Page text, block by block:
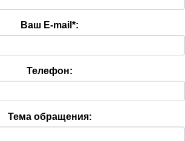
Ваш E-mail *:
Телефон:
Тема обращения: